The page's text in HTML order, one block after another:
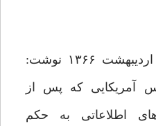
روزنامه «کیهان» در ۲ اردیبهشت ۱۳۶۶ نوشت:
آمریکایی که پس از
اطلاعاتی به حکم